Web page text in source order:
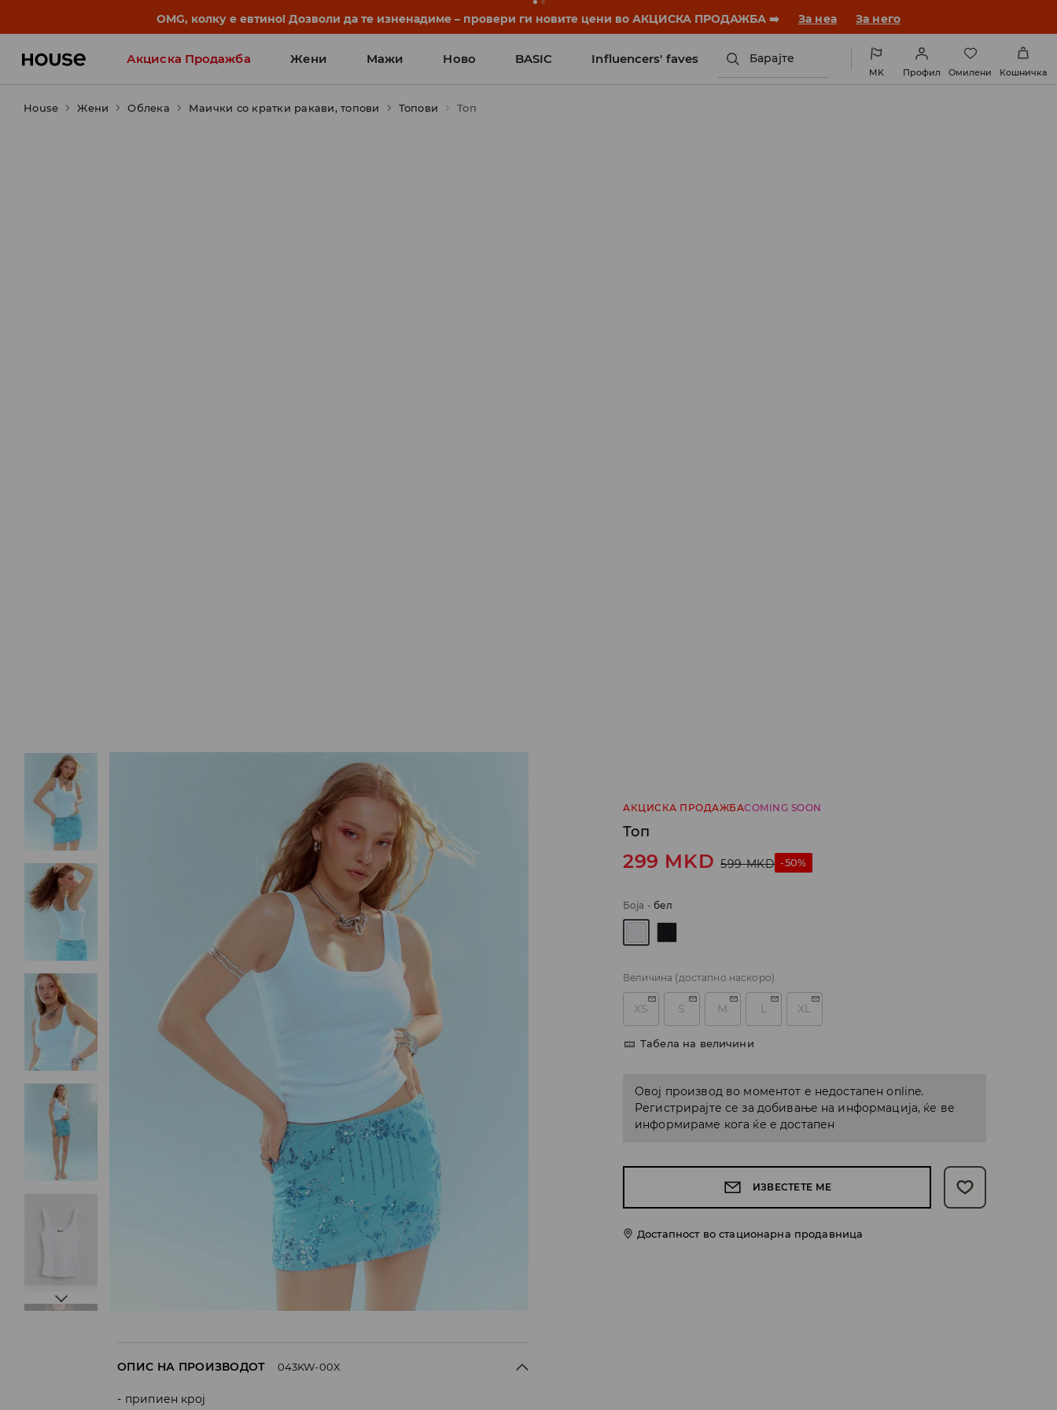
OMG, колку е евтино! Дозволи да те изненадиме – провери ги новите цени во АКЦИСКА ПРОДАЖБА ➡️ За неа За него
Акциска Продажба Жени Мажи Ново BASIC Influencers' faves Барајте
MK Профил Омилени Кошничка
House Жени Облека Маички со кратки ракави, топови Топови Топ
АКЦИСКА ПРОДАЖБАCOMING SOON
Топ
299 MKD 599 MKD -50%
Боја -бел
Величина (достапно наскоро)
XS S M L XL
Табела на величини
Овој производ во моментот е недостапен online.
Регистрирајте се за добивање на информација, ќе ве
информираме кога ќе е достапен
ИЗВЕСТЕТЕ МЕ
Достапност во стационарна продавница
ОПИС НА ПРОИЗВОДОТ 043KW-00X
припиен крој